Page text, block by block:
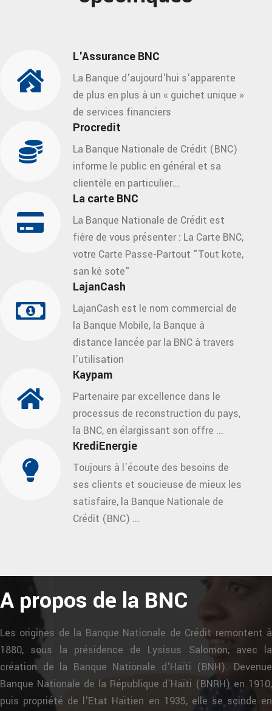
L'Assurance BNC
La Banque d'aujourd'hui s'apparente
de plus en plus à un « guichet unique »
de services financiers
Procredit
La Banque Nationale de Crédit (BNC)
informe le public en général et sa
clientèle en particulier...
La carte BNC
La Banque Nationale de Crédit est
fière de vous présenter : La Carte BNC,
votre Carte Passe-Partout "Tout kote,
san kè sote"
LajanCash
LajanCash est le nom commercial de
la Banque Mobile, la Banque à
distance lancée par la BNC à travers
l'utilisation
Kaypam
Partenaire par excellence dans le
processus de reconstruction du pays,
la BNC, en élargissant son offre ...
KrediEnergie
Toujours à l'écoute des besoins de
ses clients et soucieuse de mieux les
satisfaire, la Banque Nationale de
Crédit (BNC) ...
A propos de la BNC
Les origines de la Banque Nationale de Crédit remontent à
1880, sous la présidence de Lysisus Salomon, avec la
création de la Banque Nationale d'Haïti (BNH). Devenue
Banque Nationale de la République d'Haïti (BNRH) en 1910,
puis propriété de l'Etat Haïtien en 1935, elle se scinde en